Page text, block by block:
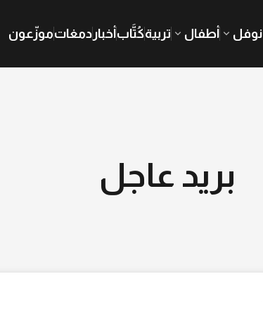
نوفل أطفال تربيةكُتَّابأخبار دمغاتموزّعون
بريد عاجل